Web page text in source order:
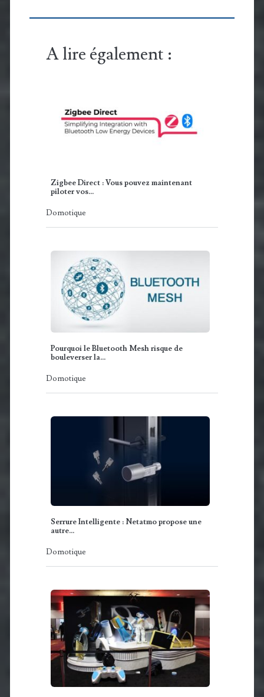
A lire également :
Zigbee Direct : Vous pouvez maintenant
piloter vos…
Domotique
Pourquoi le Bluetooth Mesh risque de
bouleverser la…
Domotique
Serrure Intelligente : Netatmo propose une
autre…
Domotique